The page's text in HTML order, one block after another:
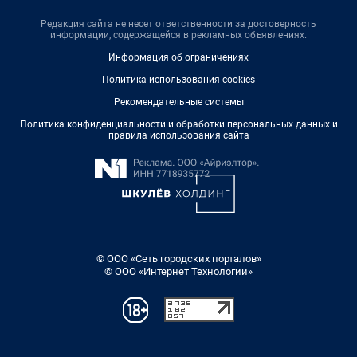
Редакция сайта не несет ответственности за достоверность
информации, содержащейся в рекламных объявлениях.
Информация об ограничениях
Политика использования cookies
Рекомендательные системы
Политика конфиденциальности и обработки персональных данных и
правила использования сайта
© ООО «Сеть городских порталов»
© ООО «Интернет Технологии»